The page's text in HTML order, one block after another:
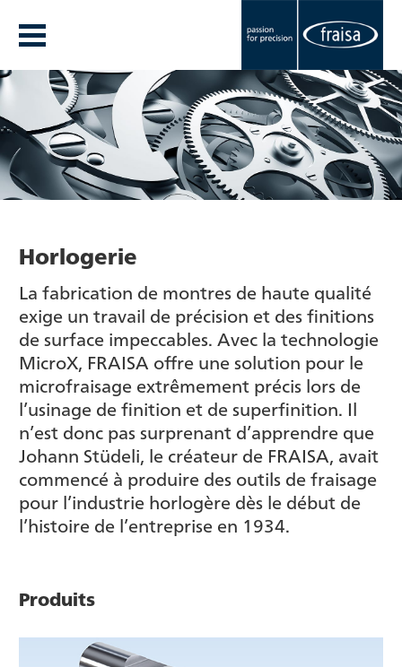
Horlogerie
La fabrication de montres de haute qualité
exige un travail de précision et des finitions
de surface impeccables. Avec la technologie
MicroX, FRAISA offre une solution pour le
microfraisage extrêmement précis lors de
l’usinage de finition et de superfinition. Il
n’est donc pas surprenant d’apprendre que
Johann Stüdeli, le créateur de FRAISA, avait
commencé à produire des outils de fraisage
pour l’industrie horlogère dès le début de
l’histoire de l’entreprise en 1934.
Produits